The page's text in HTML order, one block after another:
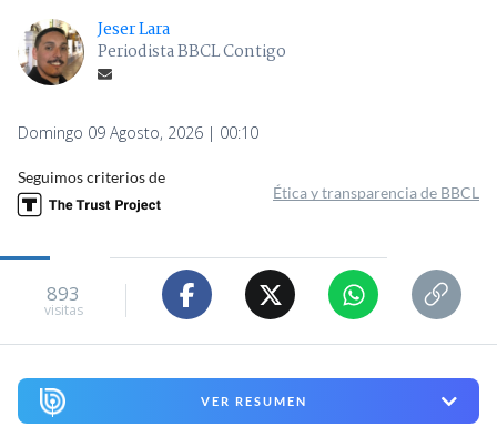
Jeser Lara
Periodista BBCL Contigo
Domingo 09 Agosto, 2026 | 00:10
Seguimos criterios de
Ética y transparencia de BBCL
893
visitas
VER RESUMEN